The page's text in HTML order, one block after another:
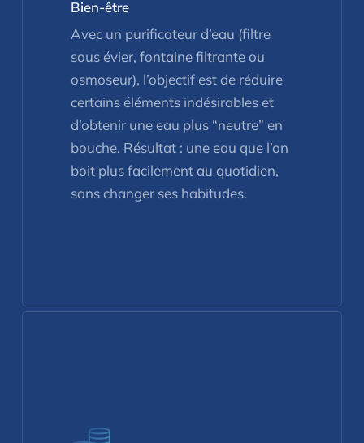
Bien-être
Avec un purificateur d’eau (filtre
sous évier, fontaine filtrante ou
osmoseur), l’objectif est de réduire
certains éléments indésirables et
d’obtenir une eau plus “neutre” en
bouche. Résultat : une eau que l’on
boit plus facilement au quotidien,
sans changer ses habitudes.